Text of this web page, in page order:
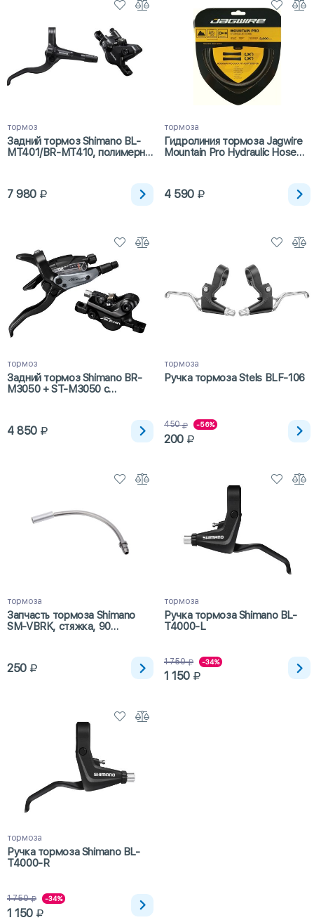
тормоз
Задний тормоз Shimano BL-
MT401/BR-MT410, полимерн.
7 980
тормоза
Гидролиния тормоза Jagwire
Mountain Pro Hydraulic Hose
4 590
тормоз
Задний тормоз Shimano BR-
M3050 + ST-M3050 с
4 850
тормоза
Ручка тормоза Stels BLF-106
450 -56%
200
тормоза
Запчасть тормоза Shimano
SM-VBRK, стяжка, 90
250
тормоза
Ручка тормоза Shimano BL-
T4000-L
1 750 -34%
1 150
тормоза
Ручка тормоза Shimano BL-
T4000-R
1 750 -34%
1 150